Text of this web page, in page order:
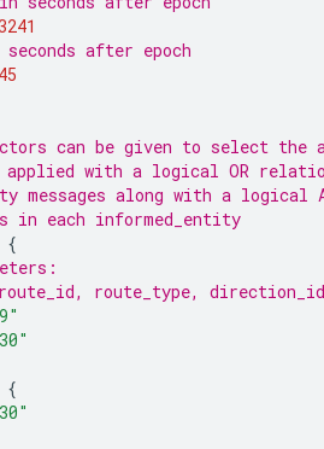
after epoch
can be given to select the
with a logical OR
messages along with a logical
in each informed_entity
{
route_id, route_type,
{